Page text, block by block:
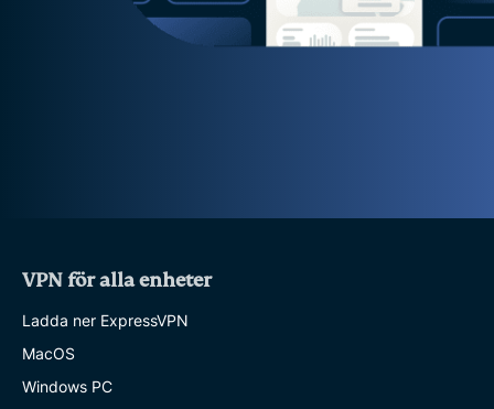
VPN för alla enheter
Ladda ner ExpressVPN
MacOS
Windows PC